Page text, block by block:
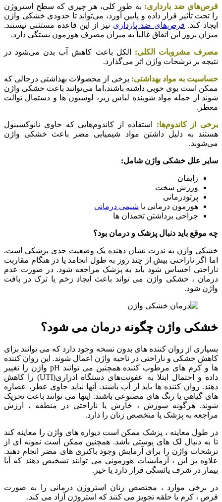
قرص‌های ضد بارداری: به طور کلی، هر چیزی که سطح استروژن
را تحت تأثیر قرار داده و پایین آورد، می‌تواند تا حدودی خشکی واژن
ایجاد کند. قرص‌های ضد بارداری نیز از این قاعده مستثنی نیستند.
میزان بروز این اتفاق غالباً به میزان مصرف هورمون بستگی دارد.
مصرف مشروبات الکلی: الکل باعث کاهش آب بدن می‌شود در
نتیجه بر ترشحات واژن اثر می‌گذارد.
حساسیت به مواد بهداشتی: برخی از محصولات بهداشتی درحالی که
ممکن است بوی خوبی داشته باشند،اما می‌توانند باعث خشکی واژن
شوند از جمله مواد شوینده لباس زیر، لوسیون ها و دستمال توالت
معطر.
برخی از کاندوم‌ها: استفاده از کاندوم‌هایی که حاوی نانوکسینول
هستند به دلیل داشتن مواد شیمیایی مضر باعث خشکی واژن
می‌شوند.
سایر علل خشکی واژن شامل:
زایمان
ورزش سخت
پرتودرمانی
هورمون درمانی یا شیمی درمانی
جراحی برداشتن تخمدان ها
چه موقع باید دنبال پزشک و درمان بود؟
خشکی واژن به ندرت نشان دهنده یک وضعیت جدی پزشکی است.
اما اگر ناراحتی بیش از چند روز به طول انجامد یا در هنگام مقاربت
ناراحتی احساس شود باید به پزشک مراجعه شود. در صورت عدم
درمان ، خشکی واژن می تواند باعث ایجاد زخم یا ترک در بافت
واژن شود.
خشکی واژن چگونه درمان می شود؟
بسیاری از روان کننده های بدون نسخه وجود دارد که می توانند برای
کاهش خشکی و ناراحتی در ناحیه واژن اعمال شوند. این روان کننده
ها و کرم های مرطوب کننده همچنین می توانند pH واژن را تغییر
داده و احتمال ابتلا به عفونت‌های دستگاه ادراری(UTI) را کاهش
دهند. روان کننده ها باید از آب باشند. آنها نباید حاوی عطر، عصاره
های گیاهی یا رنگ های مصنوعی باشند. اینها می توانند باعث تحریک
شوند. هرگونه سوزش ، خارش یا ناراحتی در منطقه ، ارزش
مراجعه به پزشک یا متخصص زنان را دارد.
در طول معاینه ، پزشک ممکن است دیواره های واژن را معاینه کند
تا به دنبال لک های پوستی باشد. همچنین ممکن است نمونه ای از
ترشحات واژن را برای آزمایش وجود باکتری های مضر انجام دهند.
علاوه بر این ، آزمایشات هورمونی می توانند تشخیص دهند که آیا
بیمار در شرف یائسگی قرار دارد یا خیر.
در برخی موارد ، مختصص زنان استروژن درمانی را به صورت
قرص ، کرم یا حلقه تجویز می کنند که استروژن آزاد می کند.